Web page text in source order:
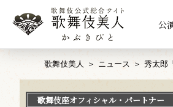
公
歌舞伎美人 ニュース 秀太郎
歌舞伎座オフィシャル・パートナー